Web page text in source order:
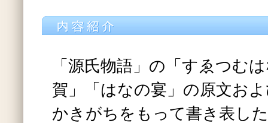
「源氏物語」の「すゑつむ
賀」「はなの宴」の原文お
かきがちをもって書き表し